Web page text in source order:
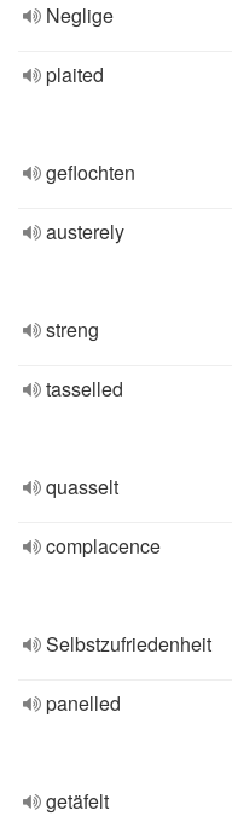
Neglige
plaited
geflochten
austerely
streng
tasselled
quasselt
complacence
Selbstzufriedenheit
panelled
getäfelt